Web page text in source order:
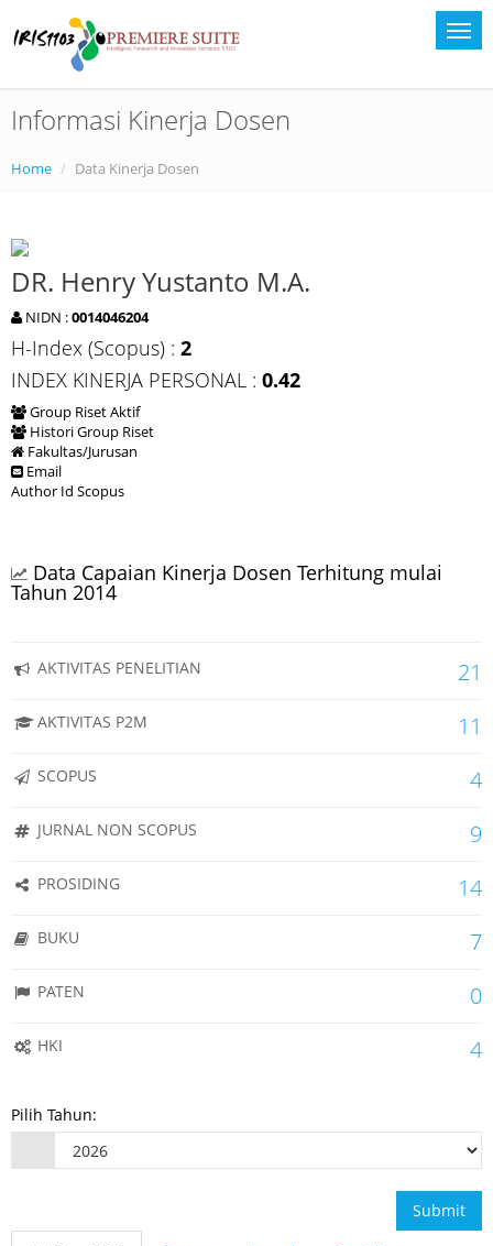
Informasi Kinerja Dosen
Home Data Kinerja Dosen
DR. Henry Yustanto M.A.
NIDN :0014046204
H-Index (Scopus) : 2
INDEX KINERJA PERSONAL : 0.42
Group Riset Aktif
Histori Group Riset
Fakultas/Jurusan
Email
Author Id Scopus
Data Capaian Kinerja Dosen Terhitung mulai
Tahun 2014
AKTIVITAS PENELITIAN 21
AKTIVITAS P2M 11
SCOPUS 4
JURNAL NON SCOPUS 9
PROSIDING 14
BUKU 7
PATEN 0
HKI 4
Pilih Tahun:
Submit